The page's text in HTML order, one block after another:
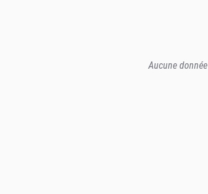
Aucune donnée